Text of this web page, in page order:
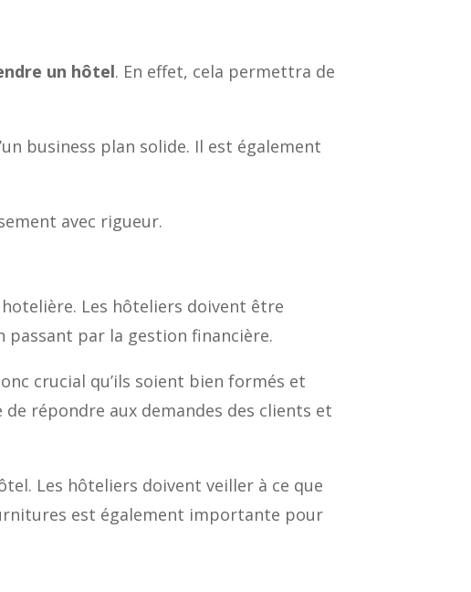
un hôtel. En effet, cela permettra de
business plan solide. Il est également
avec rigueur.
Les hôteliers doivent être
passant par la gestion financière.
crucial qu’ils soient bien formés et
répondre aux demandes des clients et
Les hôteliers doivent veiller à ce que
est également importante pour